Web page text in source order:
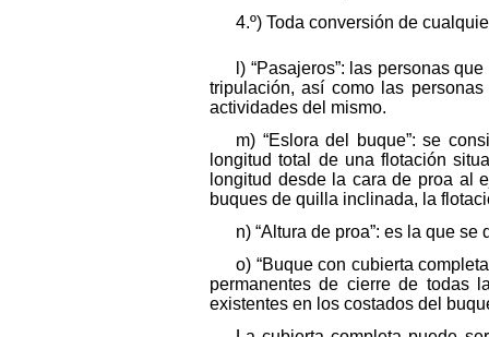
4.º) Toda conversión de
l) “Pasajeros”: las personas
tripulación, así como las
actividades del mismo.
m) “Eslora del buque”: se
longitud total de una flotación
longitud desde la cara de proa al
buques de quilla inclinada, la
n) “Altura de proa”: es la que
o) “Buque con cubierta
permanentes de cierre de todas
existentes en los costados del